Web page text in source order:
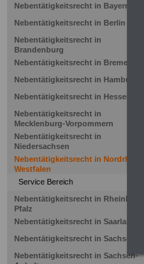
Nebentätigkeitsrecht in Bayern
Nebentätigkeitsrecht in Berlin
Nebentätigkeitsrecht in
Brandenburg
Nebentätigkeitsrecht in Bremen
Nebentätigkeitsrecht in Hamburg
Nebentätigkeitsrecht in Hessen
Nebentätigkeitsrecht in
Mecklenburg-Vorpommern
Nebentätigkeitsrecht in
Niedersachsen
Nebentätigkeitsrecht in Nordrhein-
Westfalen
Service Bereich
Nebentätigkeitsrecht in Rheinland-
Pfalz
Nebentätigkeitsrecht in Saarland
Nebentätigkeitsrecht in Sachsen
Nebentätigkeitsrecht in Sachsen-